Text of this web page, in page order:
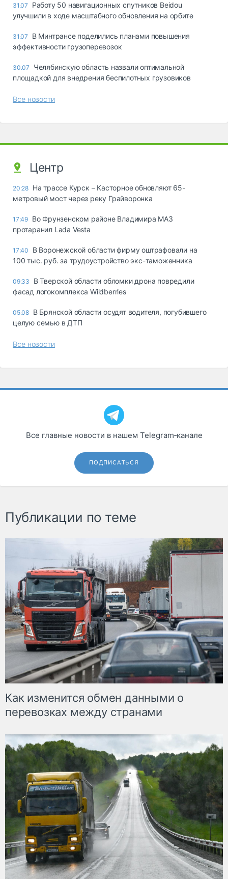
31.07
Работу 50 навигационных спутников Beidou
улучшили в ходе масштабного обновления на орбите
31.07
В Минтрансе поделились планами повышения
эффективности грузоперевозок
30.07
Челябинскую область назвали оптимальной
площадкой для внедрения беспилотных грузовиков
Все новости
Центр
20:28 На трассе Курск – Касторное обновляют 65-
метровый мост через реку Грайворонка
17:49 Во Фрунзенском районе Владимира МАЗ
протаранил Lada Vesta
17:40
В Воронежской области фирму оштрафовали на
100 тыс. руб. за трудоустройство экс-таможенника
09:33
В Тверской области обломки дрона повредили
фасад логокомплекса Wildberries
05.08 В Брянской области осудят водителя, погубившего
целую семью в ДТП
Все новости
Все главные новости в нашем Telegram‑канале
ПОДПИСАТЬСЯ
Публикации по теме
Как изменится обмен данными о
перевозках между странами